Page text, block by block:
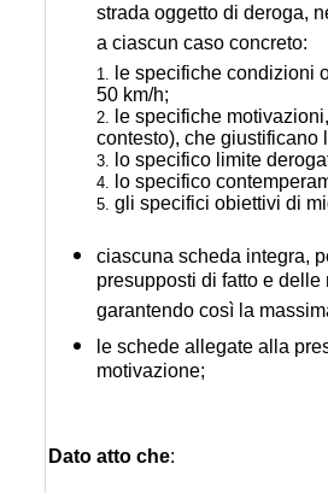
strada oggetto di deroga,
a ciascun caso concreto:
1.
le specifiche condizioni
50 km/h;
2.
le specifiche
contesto), che giustificano
3. lo specifico limite
4. lo specifico
5. gli specifici obiettivi di
ciascuna scheda integra,
presupposti di fatto e
garantendo così la
le schede allegate alla
motivazione;
Dato atto che: